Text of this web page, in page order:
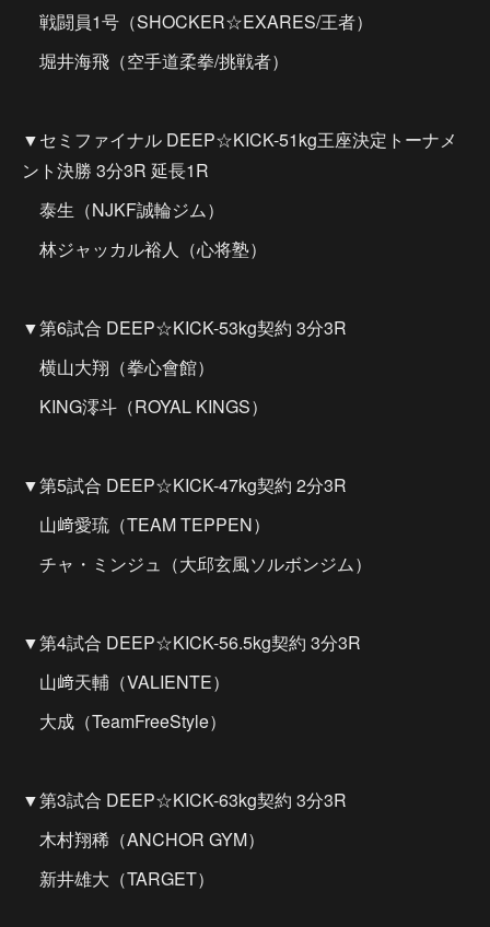
戦闘員1号（SHOCKER☆EXARES/王者）
堀井海飛（空手道柔拳/挑戦者）
▼セミファイナル DEEP☆KICK-51kg王座決定トーナメ
ント決勝 3分3R 延長1R
泰生（NJKF誠輪ジム）
林ジャッカル裕人（心将塾）
▼第6試合 DEEP☆KICK-53kg契約 3分3R
横山大翔（拳心會館）
KING澪斗（ROYAL KINGS）
▼第5試合 DEEP☆KICK-47kg契約 2分3R
山﨑愛琉（TEAM TEPPEN）
チャ・ミンジュ（大邱玄風ソルボンジム）
▼第4試合 DEEP☆KICK-56.5kg契約 3分3R
山﨑天輔（VALIENTE）
大成（TeamFreeStyle）
▼第3試合 DEEP☆KICK-63kg契約 3分3R
木村翔稀（ANCHOR GYM）
新井雄大（TARGET）